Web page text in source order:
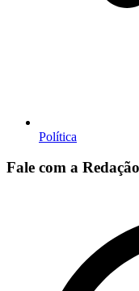
Política
Fale com a Redação